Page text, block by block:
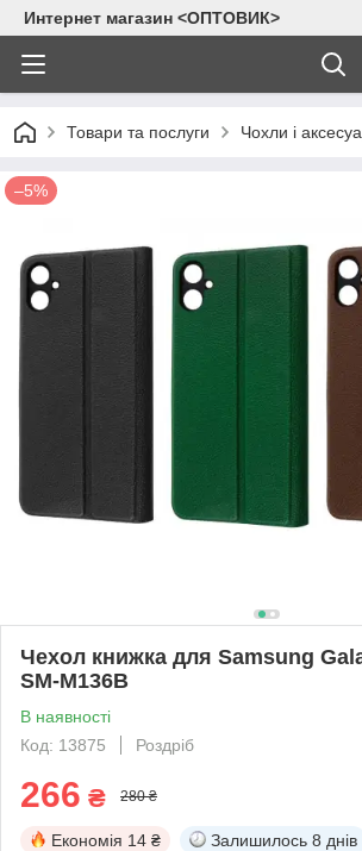
Интернет магазин <ОПТОВИК>
Товари та послуги Чохли і
–5%
Чехол книжка для Samsung
SM-M136B
В наявності
Код: 13875
Роздріб
266 ₴ 280 ₴
Економія 14 ₴ Залишилось 8 днів